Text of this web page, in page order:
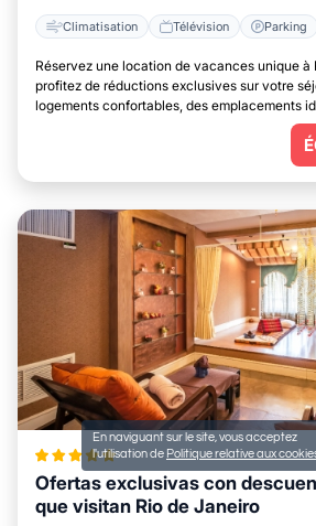
Climatisation Télévision Parking
Réservez une location de vacances unique à
profitez de réductions exclusives sur votre
logements confortables, des emplacements
Ofertas exclusivas con
que visitan Rio de Janeiro
En naviguant sur le site, vous acceptez
l'utilisation de Politique relative aux